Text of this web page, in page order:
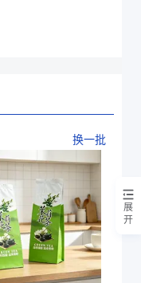
换一批
展
开